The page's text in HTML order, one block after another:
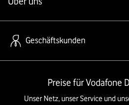
Geschäftskunden
Preise für Vodafone
Unser Netz, unser Service und